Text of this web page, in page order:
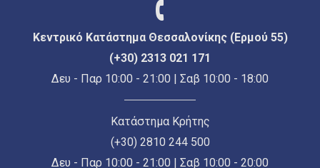
Κεντρικό Κατάστημα Θεσσαλονίκης (Ερμού 55)
(+30) 2313 021 171
Δευ - Παρ 10:00 - 21:00 | Σαβ 10:00 - 18:00
Κατάστημα Κρήτης
(+30) 2810 244 500
Δευ - Παρ 10:00 - 21:00 | Σαβ 10:00 - 20:00